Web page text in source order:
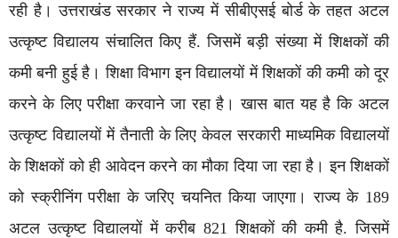
रही है। उत्तराखंड सरकार ने राज्य में सीबीएसई बोर्ड के तहत अटल
उत्कृष्ट विद्यालय संचालित किए हैं. जिसमें बड़ी संख्या में शिक्षकों की
कमी बनी हुई है। शिक्षा विभाग इन विद्यालयों में शिक्षकों की कमी को दूर
करने के लिए परीक्षा करवाने जा रहा है। खास बात यह है कि अटल
उत्कृष्ट विद्यालयों में तैनाती के लिए केवल सरकारी माध्यमिक विद्यालयों
के शिक्षकों को ही आवेदन करने का मौका दिया जा रहा है। इन शिक्षकों
को स्क्रीनिंग परीक्षा के जरिए चयनित किया जाएगा। राज्य के 189
अटल उत्कृष्ट विद्यालयों में करीब 821 शिक्षकों की कमी है. जिसमें